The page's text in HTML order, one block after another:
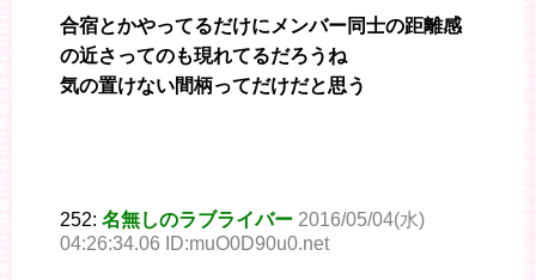
合宿とかやってるだけにメンバー同士の距離感
の近さってのも現れてるだろうね
気の置けない間柄ってだけだと思う
252: 名無しのラブライバー 2016/05/04(水)
04:26:34.06 ID:muO0D90u0.net